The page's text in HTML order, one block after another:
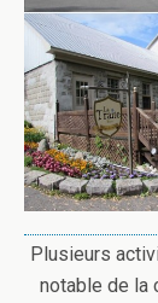
Plusieurs
notable de la